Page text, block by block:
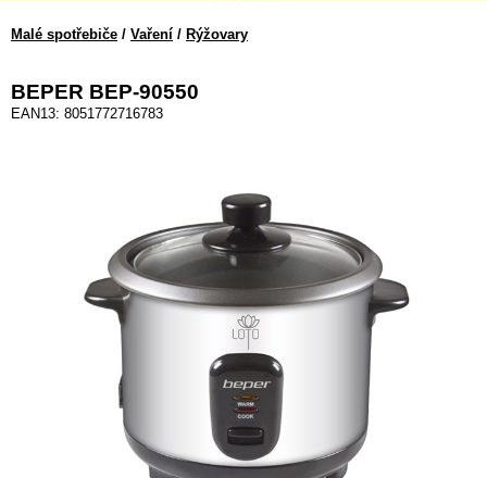
Malé spotřebiče / Vaření / Rýžovary
BEPER BEP-90550
EAN13: 8051772716783